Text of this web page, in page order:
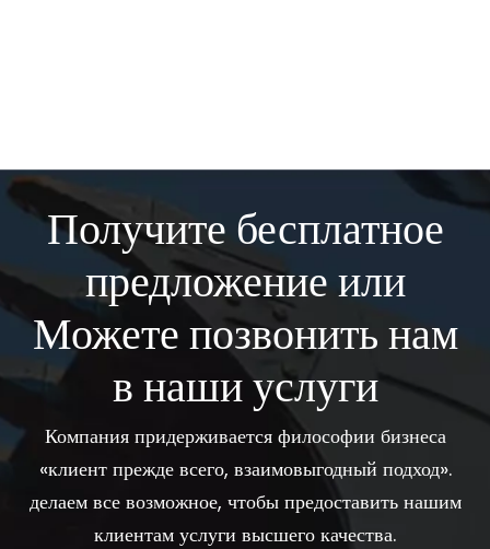
Получите бесплатное
предложение или
Можете позвонить нам
в наши услуги
Компания придерживается философии бизнеса
«клиент прежде всего, взаимовыгодный подход».
делаем все возможное, чтобы предоставить нашим
клиентам услуги высшего качества.